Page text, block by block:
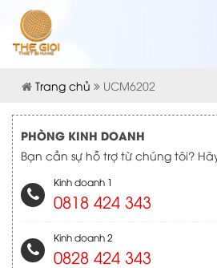
Trang chủ UCM6202
PHÒNG KINH DOANH
Bạn cần sự hỗ trợ từ chúng tôi?
Kinh doanh 1
0818 424 343
Kinh doanh 2
0828 424 343